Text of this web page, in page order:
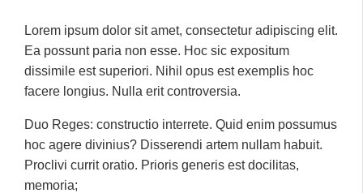
Lorem ipsum dolor sit amet, consectetur adipiscing elit.
Ea possunt paria non esse. Hoc sic expositum
dissimile est superiori. Nihil opus est exemplis hoc
facere longius. Nulla erit controversia.
Duo Reges: constructio interrete. Quid enim possumus
hoc agere divinius? Disserendi artem nullam habuit.
Proclivi currit oratio. Prioris generis est docilitas,
memoria;